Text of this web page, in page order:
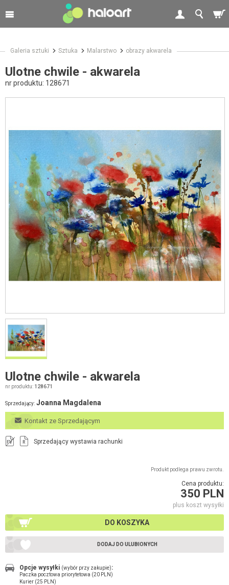
Galeria sztuki Sztuka Malarstwo obrazy akwarela
Ulotne chwile - akwarela
nr produktu: 128671
Ulotne chwile - akwarela
nr produktu: 128671
Sprzedający: Joanna Magdalena
Kontakt ze Sprzedającym
FV R Sprzedający wystawia rachunki
Produkt podlega prawu zwrotu.
Cena produktu:
350 PLN
plus koszt wysyłki
DO KOSZYKA
DODAJ DO ULUBIONYCH
Opcje wysyłki (wybór przy zakupie):
Paczka pocztowa priorytetowa (20 PLN)
Kurier (25 PLN)